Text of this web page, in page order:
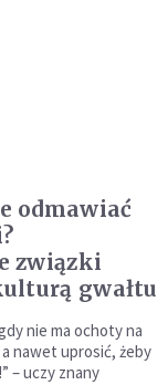
odmawiać
związki
gwałtu
nie ma ochoty na
nawet uprosić, żeby
– uczy znany